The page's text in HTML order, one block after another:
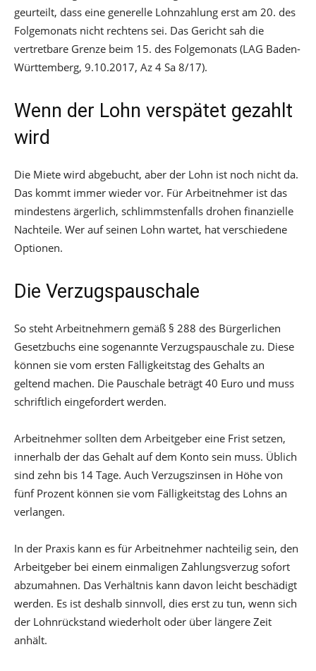
geurteilt, dass eine generelle Lohnzahlung erst am 20. des
Folgemonats nicht rechtens sei. Das Gericht sah die
vertretbare Grenze beim 15. des Folgemonats (LAG Baden-
Württemberg, 9.10.2017, Az 4 Sa 8/17).
Wenn der Lohn verspätet gezahlt
wird
Die Miete wird abgebucht, aber der Lohn ist noch nicht da.
Das kommt immer wieder vor. Für Arbeitnehmer ist das
mindestens ärgerlich, schlimmstenfalls drohen finanzielle
Nachteile. Wer auf seinen Lohn wartet, hat verschiedene
Optionen.
Die Verzugspauschale
So steht Arbeitnehmern gemäß § 288 des Bürgerlichen
Gesetzbuchs eine sogenannte Verzugspauschale zu. Diese
können sie vom ersten Fälligkeitstag des Gehalts an
geltend machen. Die Pauschale beträgt 40 Euro und muss
schriftlich eingefordert werden.
Arbeitnehmer sollten dem Arbeitgeber eine Frist setzen,
innerhalb der das Gehalt auf dem Konto sein muss. Üblich
sind zehn bis 14 Tage. Auch Verzugszinsen in Höhe von
fünf Prozent können sie vom Fälligkeitstag des Lohns an
verlangen.
In der Praxis kann es für Arbeitnehmer nachteilig sein, den
Arbeitgeber bei einem einmaligen Zahlungsverzug sofort
abzumahnen. Das Verhältnis kann davon leicht beschädigt
werden. Es ist deshalb sinnvoll, dies erst zu tun, wenn sich
der Lohnrückstand wiederholt oder über längere Zeit
anhält.